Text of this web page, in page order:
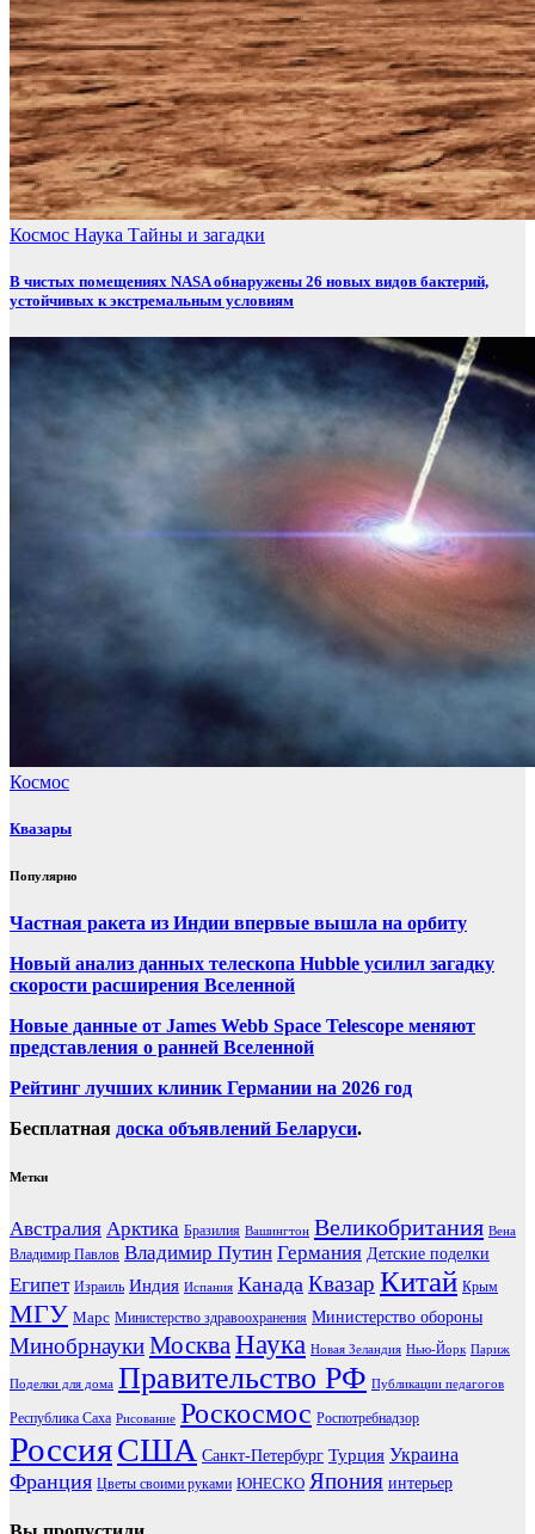
Космос Наука Тайны и загадки
В чистых помещениях NASA обнаружены 26 новых видов бактерий,
устойчивых к экстремальным условиям
Космос
Квазары
Популярно
Частная ракета из Индии впервые вышла на орбиту
Новый анализ данных телескопа Hubble усилил загадку
скорости расширения Вселенной
Новые данные от James Webb Space Telescope меняют
представления о ранней Вселенной
Рейтинг лучших клиник Германии на 2026 год
Бесплатная доска объявлений Беларуси.
Метки
Австралия Арктика Бразилия Вашингтон Великобритания Вена
Владимир Павлов Владимир Путин Германия Детские поделки
Египет Израиль Индия Испания Канада Квазар Китай Крым
МГУ Марс Министерство здравоохранения Министерство обороны
МинобрнаукиМоскваНаука Новая Зеландия Нью-Йорк Париж
Поделки для дома Правительство РФ Публикации педагогов
Республика Саха Рисование Роскосмос Роспотребнадзор
РоссияСША Санкт-Петербург Турция Украина
Франция Цветы своими руками ЮНЕСКО Япония интерьер